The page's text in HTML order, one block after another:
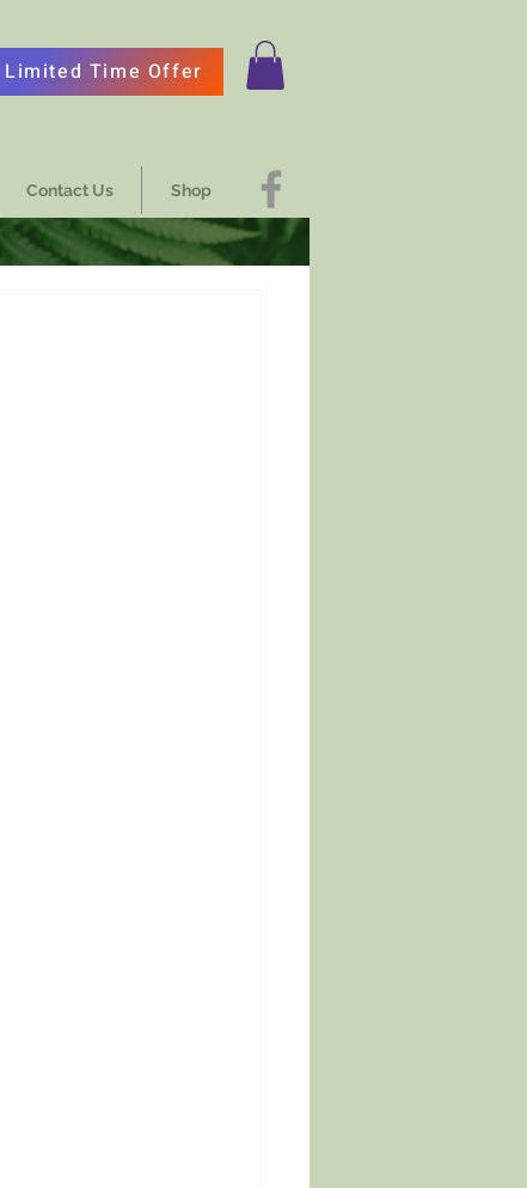
Limited Time Offer
Contact Us Shop